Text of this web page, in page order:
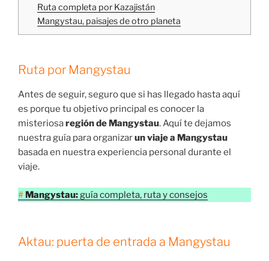
Ruta completa por Kazajistán
Mangystau, paisajes de otro planeta
Ruta por Mangystau
Antes de seguir, seguro que si has llegado hasta aquí
es porque tu objetivo principal es conocer la
misteriosaregión de Mangystau. Aquí te dejamos
nuestra guía para organizarun viaje a Mangystau
basada en nuestra experiencia personal durante el
viaje.
# Mangystau: guía completa, ruta y consejos
Aktau: puerta de entrada a Mangystau